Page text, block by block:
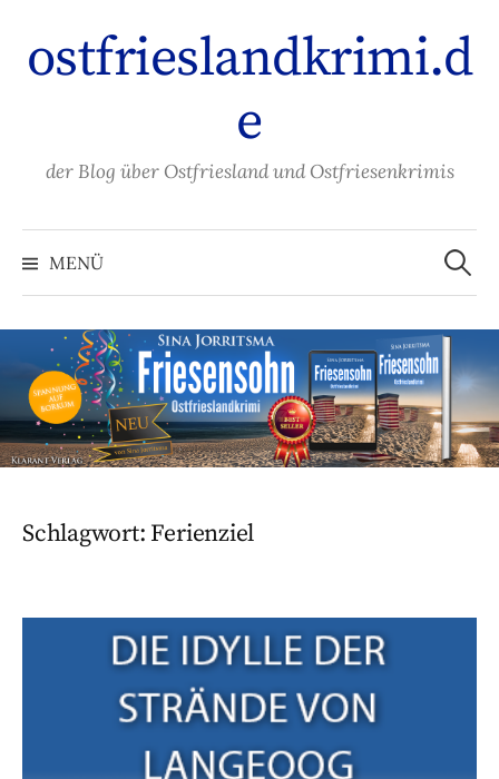
Inhalt
überspringen
ostfrieslandkrimi.d
e
der Blog über Ostfriesland und Ostfriesenkrimis
MENÜ
Suchen
nach:
Schlagwort: Ferienziel